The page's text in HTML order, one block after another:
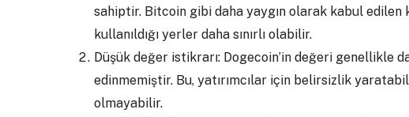
sahiptir. Bitcoin gibi daha yaygın olarak kabul edilen
kullanıldığı yerler daha sınırlı olabilir.
Düşük değer istikrarı: Dogecoin’in değeri genellikle
edinmemiştir. Bu, yatırımcılar için belirsizlik
olmayabilir.